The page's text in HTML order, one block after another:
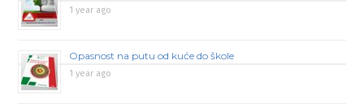
1 year ago
Opasnost na putu od kuće do škole
1 year ago